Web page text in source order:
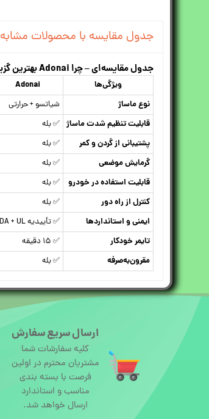
جدول مقایسه با محصولات مشابه
جدول مقایسه‌ای – چرا Adonai بهترین گزینه است؟
ویژگی‌ها Adonai
نوع ماساژ
شیاتسو + حرارتی
قابلیت تنظیم شدت ماساژ ✅ بله
پشتیبانی از گردن و کمر ✅ بله
گرمایش موضعی ✅ بله
قابلیت استفاده در خودرو ✅ بله
کنترل از راه دور ✅ بله
ایمنی و استانداردها ✅ تأییدیه FDA + UL
تایمر خودکار ✅ ۱۵ دقیقه
مقرون‌به‌صرفه ✅ بله
ارسال سریع سفارش
کلیه سفارشات شما
مشتریان محترم در اولین
فرصت با بسته بندی
مناسب و استاندارد
ارسال خواهد شد.